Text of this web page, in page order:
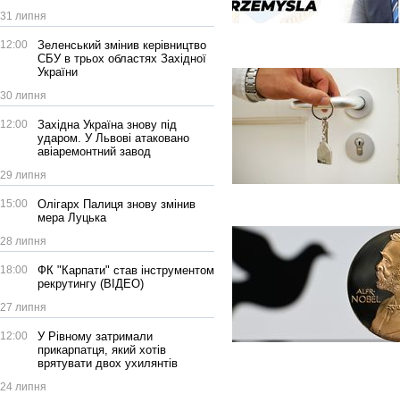
31 липня
12:00
Зеленський змінив керівництво
СБУ в трьох областях Західної
України
30 липня
12:00
Західна Україна знову під
ударом. У Львові атаковано
авіаремонтний завод
29 липня
15:00
Олігарх Палиця знову змінив
мера Луцька
28 липня
18:00
ФК "Карпати" став інструментом
рекрутингу (ВІДЕО)
27 липня
12:00
У Рівному затримали
прикарпатця, який хотів
врятувати двох ухилянтів
24 липня